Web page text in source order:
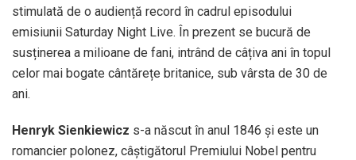
stimulată de o audiență record în cadrul episodului
emisiunii Saturday Night Live. În prezent se bucură de
susținerea a milioane de fani, intrând de câțiva ani în topul
celor mai bogate cântărețe britanice, sub vârsta de 30 de
ani.
Henryk Sienkiewicz s-a născut în anul 1846 și este un
romancier polonez, câștigătorul Premiului Nobel pentru